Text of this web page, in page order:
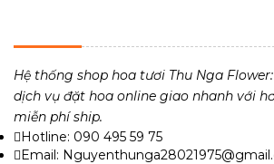
Hệ thống shop hoa tươi Thu Nga
dịch vụ đặt hoa online giao nhanh với
miễn phí ship.
Hotline: 090 495 59 75
Email: